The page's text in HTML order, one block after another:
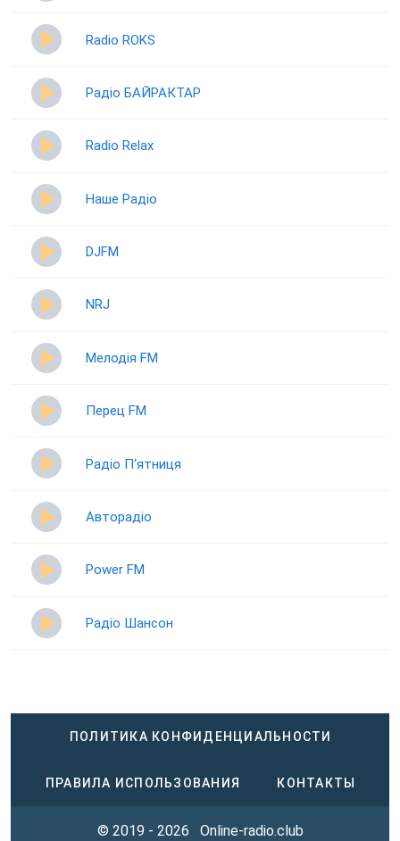
Radio ROKS
Радіо БАЙРАКТАР
Radio Relax
Наше Радіо
DJFM
NRJ
Мелодія FM
Перец FM
Радіо П‘ятниця
Авторадіо
Power FM
Радіо Шансон
ПОЛИТИКА КОНФИДЕНЦИАЛЬНОСТИ
ПРАВИЛА ИСПОЛЬЗОВАНИЯ КОНТАКТЫ
© 2019 - 2026 Online-radio.club